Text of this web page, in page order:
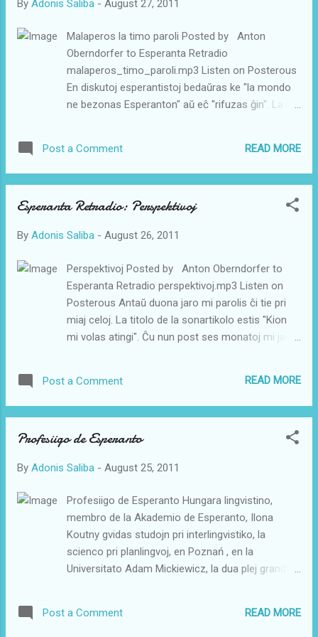
pri vizito al koncertoj aŭ teatroj, ĉu estas
devas unue serĉadi, trastudi, elekti, enprogramigi,
mendi kaj pagi kaj organizi la foreston el la propra
hejmo por finfine entrepreni tion kion oni verŝajne
jam delonge intencis fari. Kaj se tio ne sufiĉas oni
povas ankaŭ havi ...
By Adonis Saliba - August 27, 2011
Malaperos la timo paroli Posted by Anton
Oberndorfer to Esperanta Retradio
malaperos_timo_paroli.mp3 Listen on Posterous
En diskutoj esperantistoj bedaŭras ke "la mondo
ne bezonas Esperanton" aŭ eĉ "rifuzas ĝin". La
dubas ĉu Esperanto iam povos plenumi tiun rolon.
Kio estas la konsekvenco el tio? Ĉu ni rezignu pri
E-asocioj jam konkludis tion. Mankas al ili eĉ
Ili tutsimple iel daŭrigas tion kio jam dum la
Esperanto progresas. La progreso venas el la
interreto. Per la interreto pli da homoj povas
praktiki la lingvon kaj tion ne nur skribe kiel en la
pasinteco sed ankaŭ parole. Kiam mi estis junulo
mi legis en "Revuo Esperanto" ke en la normalaj
Post a Comment READ MORE
Esperanta Retradio: Perspektivoj
By Adonis Saliba - August 26, 2011
Perspektivoj Posted by Anton Oberndorfer to
Esperanta Retradio perspektivoj.mp3 Listen on
Posterous Antaŭ duona jaro mi parolis ĉi tie pri
miaj celoj. La titolo de la sonartikolo estis "Kion
mi volas atingi". Ĉu nun post ses monatoj mi jam
La E-Retradio akiris stabilan aŭskultantaron,
alvenas regule tre trafaj komentoj kaj plilarĝiĝis la
estas ke dum tiu ĉi unua duonjaro vere ĉiutage
pli ol 180 sonartikoloj. La tendenco indikas
nombro de parolantoj. Tiel plej verŝajne eblos
daŭre aldoni novan sonartikolon ĉiutage dum la
venontaj monatoj. La celo kiu staras super ĉio
estas plibonigi la parolnivelon en Esperanto. Nur
tiel eblas kreskigi la lingvon. Per komencantoj kiuj
Post a Comment READ MORE
Profesiigo de Esperanto
By Adonis Saliba - August 25, 2011
Profesiigo de Esperanto Hungara lingvistino,
membro de la Akademio de Esperanto, Ilona
Koutny gvidas studojn pri interlingvistiko, la
scienco pri planlingvoj, en Poznań , en la
Universitato Adam Mickiewicz, la dua plej granda
postdiploma studado pri interlingvistiko, kiu
Post a Comment READ MORE